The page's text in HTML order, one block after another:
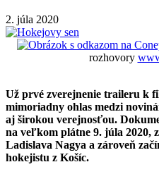
2. júla 2020
rozhovory
Už prvé zverejnenie traileru k
mimoriadny ohlas medzi
aj širokou verejnosťou.
na veľkom plátne 9. júla 2020,
Ladislava Nagya a zároveň
hokejistu z Košíc.